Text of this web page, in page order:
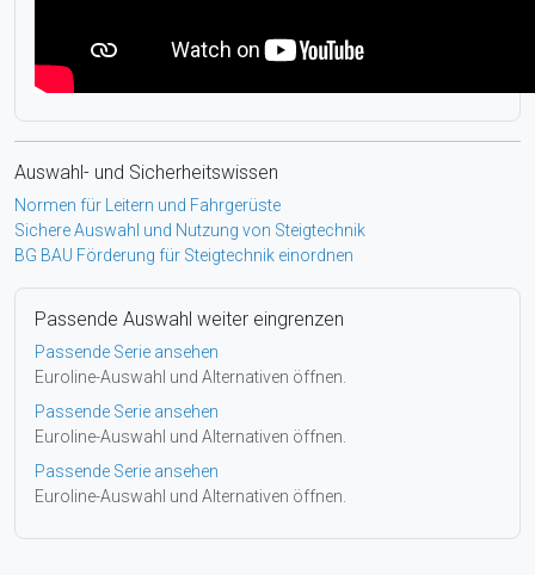
Auswahl- und Sicherheitswissen
Normen für Leitern und Fahrgerüste
Sichere Auswahl und Nutzung von Steigtechnik
BG BAU Förderung für Steigtechnik einordnen
Passende Auswahl weiter eingrenzen
Passende Serie ansehen
Euroline-Auswahl und Alternativen öffnen.
Passende Serie ansehen
Euroline-Auswahl und Alternativen öffnen.
Passende Serie ansehen
Euroline-Auswahl und Alternativen öffnen.